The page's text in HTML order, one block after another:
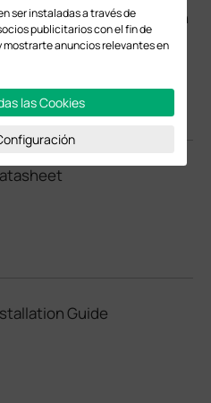
para protocolos AVoIP en
Guide
ser instaladas a través de
publicitarios con el fin de
mostrarte anuncios relevantes en
las Cookies